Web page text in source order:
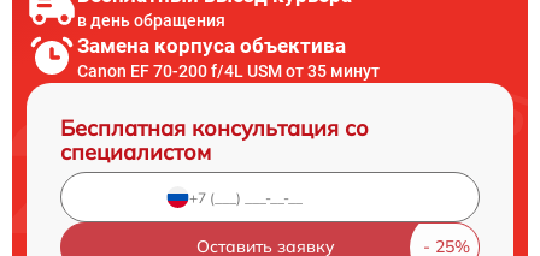
в день обращения
Замена корпуса объектива
Canon EF 70-200 f/4L USM от 35 минут
Бесплатная консультация со
специалистом
Оставить заявку